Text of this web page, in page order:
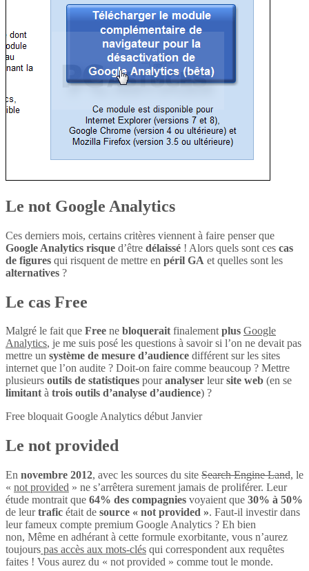
Le not Google Analytics
Ces derniers mois, certains critères viennent à faire penser que
Google Analytics risque d’être délaissé ! Alors quels sont ces cas
de figures qui risquent de mettre en péril GA et quelles sont les
alternatives ?
Le cas Free
Malgré le fait que Free ne bloqueraitfinalementplus Google
Analytics, je me suis posé les questions à savoir si l’on ne devait pas
mettre un système de mesure d’audience différent sur les sites
internet que l’on audite ? Doit-on faire comme beaucoup ? Mettre
plusieurs outils de statistiques pouranalyser leursite web (en se
limitantà trois outils d’analyse d’audience) ?
Free bloquait Google Analytics début Janvier
Le not provided
En novembre 2012, avec les sources du site Search Engine Land, le
« not provided » ne s’arrêtera surement jamais de proliférer. Leur
étude montrait que 64% des compagnies voyaient que 30% à 50%
de leurtrafic était de source « not provided ». Faut-il investir dans
leur fameux compte premium Google Analytics ? Eh bien
non, Même en adhérant à cette formule exorbitante, vous n’aurez
toujours pas accès aux mots-clés qui correspondent aux requêtes
faites ! Vous aurez du « not provided » comme tout le monde.